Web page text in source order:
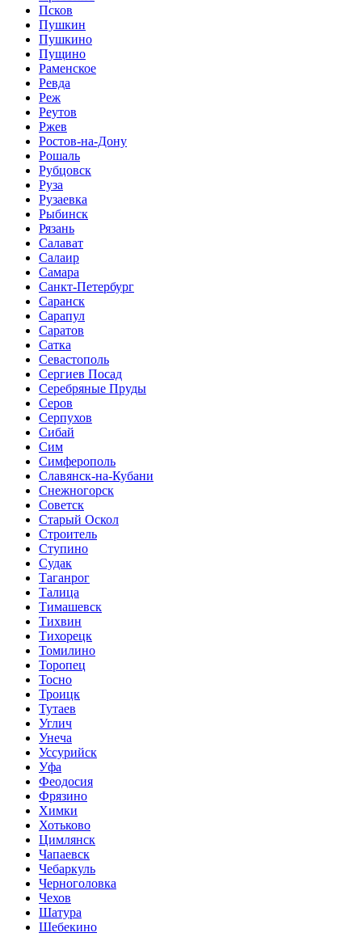
Псков
Пушкин
Пушкино
Пущино
Раменское
Ревда
Реж
Реутов
Ржев
Ростов-на-Дону
Рошаль
Рубцовск
Руза
Рузаевка
Рыбинск
Рязань
Салават
Салаир
Самара
Санкт-Петербург
Саранск
Сарапул
Саратов
Сатка
Севастополь
Сергиев Посад
Серебряные Пруды
Серов
Серпухов
Сибай
Сим
Симферополь
Славянск-на-Кубани
Снежногорск
Советск
Старый Оскол
Строитель
Ступино
Судак
Таганрог
Талица
Тимашевск
Тихвин
Тихорецк
Томилино
Торопец
Тосно
Троицк
Тутаев
Углич
Унеча
Уссурийск
Уфа
Феодосия
Фрязино
Химки
Хотьково
Цимлянск
Чапаевск
Чебаркуль
Черноголовка
Чехов
Шатура
Шебекино